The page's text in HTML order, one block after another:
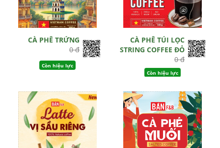
CÀ PHÊ TRỨNG
0 đ
Còn hiệu lực
CÀ PHÊ TÚI LỌC
STRING COFFEE ĐỎ
0 đ
Còn hiệu lực